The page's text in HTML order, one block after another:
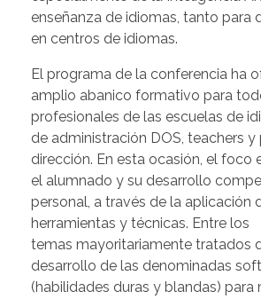
enseñanza de idiomas, tanto para
en centros de idiomas.
El programa de la conferencia ha
amplio abanico formativo para
profesionales de las escuelas de
de administración DOS, teachers y
dirección. En esta ocasión, el foco
el alumnado y su desarrollo
personal, a través de la aplicación
herramientas y técnicas. Entre los
temas mayoritariamente tratados
desarrollo de las denominadas
(habilidades duras y blandas) para